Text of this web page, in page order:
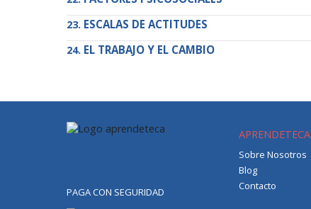
ESCALAS DE ACTITUDES
EL TRABAJO Y EL CAMBIO
PAGA CON SEGURIDAD
APRENDETECA
Sobre Nosotros
Blog
Contacto